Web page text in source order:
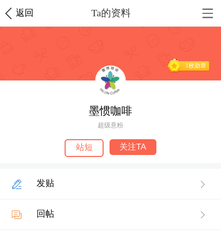
返回 Ta的资料
1枚勋章
墨惯咖啡
超级意粉
站短 关注TA
发贴
回帖